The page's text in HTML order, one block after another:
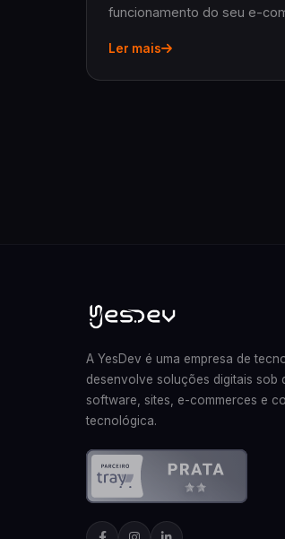
funcionamento do seu e-
Ler mais
A YesDev é uma empresa de
desenvolve soluções digitais sob
software, sites, e-commerces e
tecnológica.